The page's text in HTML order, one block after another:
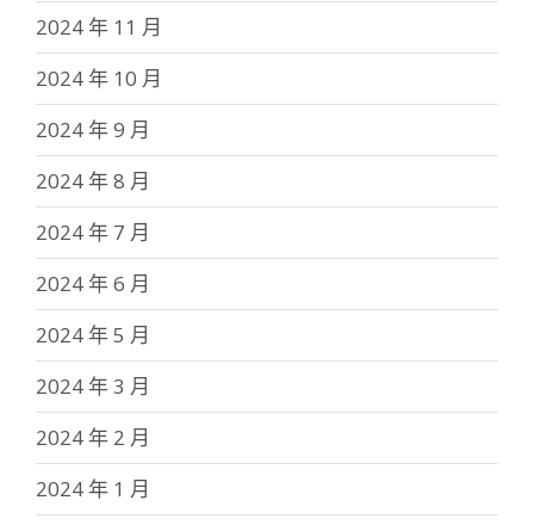
2024 年 11 月
2024 年 10 月
2024 年 9 月
2024 年 8 月
2024 年 7 月
2024 年 6 月
2024 年 5 月
2024 年 3 月
2024 年 2 月
2024 年 1 月